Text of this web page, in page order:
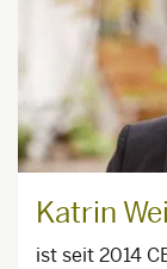
Katrin
ist seit 2014